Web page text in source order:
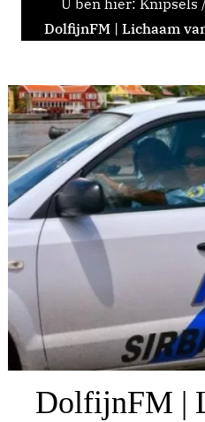
U ben hier: Knipsels /
DolfijnFM | Lichaam
DolfijnFM |